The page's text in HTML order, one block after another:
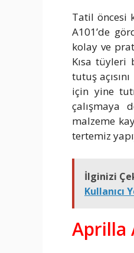
Tatil öncesi
A101’de
kolay ve
Kısa tüyleri
tutuş
için yine
çalışmaya
malzeme
tertemiz
İlginizi
Kullanıcı
Aprilla